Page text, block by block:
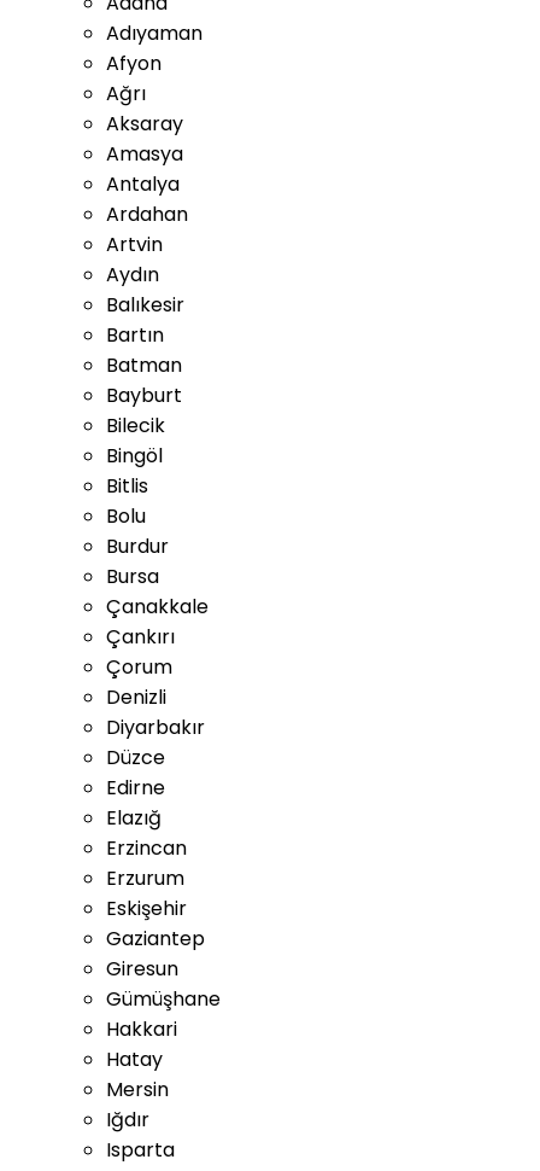
Adıyaman
Afyon
Ağrı
Aksaray
Amasya
Antalya
Ardahan
Artvin
Aydın
Balıkesir
Bartın
Batman
Bayburt
Bilecik
Bingöl
Bitlis
Bolu
Burdur
Bursa
Çanakkale
Çankırı
Çorum
Denizli
Diyarbakır
Düzce
Edirne
Elazığ
Erzincan
Erzurum
Eskişehir
Gaziantep
Giresun
Gümüşhane
Hakkari
Hatay
Mersin
Iğdır
Isparta